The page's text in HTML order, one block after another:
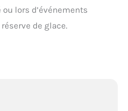
lors d’événements
de glace.